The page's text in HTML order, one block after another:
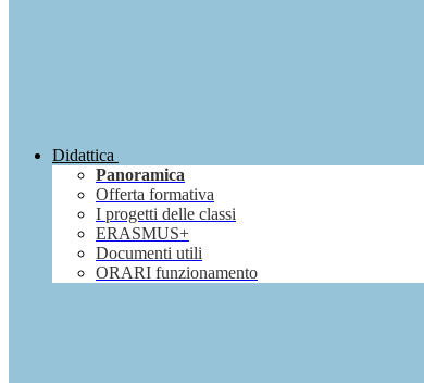
Didattica
Panoramica
Offerta formativa
I progetti delle classi
ERASMUS+
Documenti utili
ORARI funzionamento